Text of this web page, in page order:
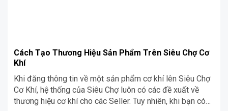
Cách Tạo Thương Hiệu Sản Phẩm Trên Siêu Chợ Cơ
Khí
Khi đăng thông tin về một sản phẩm cơ khí lên Siêu Chợ
Cơ Khí, hệ thống của Siêu Chợ luôn có các đề xuất về
thương hiệu cơ khí cho các Seller. Tuy nhiên, khi bạn có